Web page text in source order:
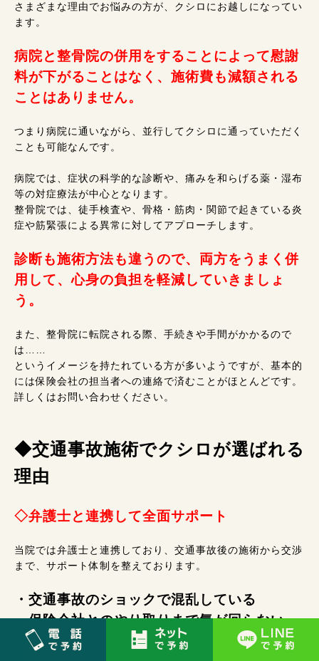
さまざまな理由でお悩みの方が、クシロにお越しになってい
ます。
病院と整骨院の併用をすることによって慰謝
料が下がることはなく、施術費も減額される
ことはありません。
つまり病院に通いながら、並行してクシロに通っていただく
ことも可能なんです。
病院では、症状の科学的な診断や、痛みを和らげる薬・湿布
等の対症療法が中心となります。
整骨院では、徒手検査や、骨格・筋肉・関節で起きている炎
症や筋緊張による異常に対してアプローチします。
診断も施術方法も違うので、両方をうまく併
用して、心身の負担を軽減していきましょ
う。
また、整骨院に転院される際、手続きや手間がかかるので
は……
というイメージを持たれている方が多いようですが、基本的
には保険会社の担当者への連絡で済むことがほとんどです。
詳しくはお問い合わせください。
◆交通事故施術でクシロが選ばれる
理由
◇弁護士と連携して全面サポート
当院では弁護士と連携しており、交通事故後の施術から交渉
まで、サポート体制を整えております。
・交通事故のショックで混乱している
・保険会社とのやり取りまで気が回らない
・これからのお金や仕事のことも心配